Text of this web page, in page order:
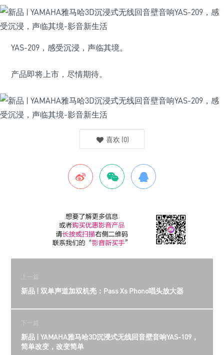
YAS-209，感受沉浸，声临其境。
产品即将上市，尽情期待。
喜欢 (0)
上一篇
新品 | 双单声道加双机壳：Pass Xs Phono唱头放大器
下一篇
新品 | YAMAHA雅马哈3D沉浸式无线回音壁音响YAS-109，
简单改变，改变简单